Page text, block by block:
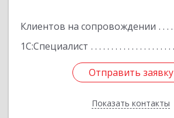
Клиентов на сопровождении
1С:Специалист
Отправить заявку
Показать контакты
Отправить заявку
Назад